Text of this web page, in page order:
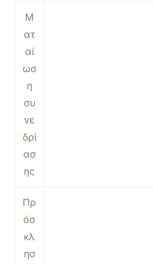
Μ
ατ
αί
ωσ
η
συ
νε
δρί
ασ
ης
Πρ
όσ
κλ
ησ